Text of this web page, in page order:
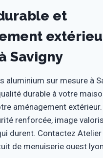
et
Savigny
aluminium sur mesure à
durable à votre
aménagement
renforcée, image
durent. Contactez Atelier
de menuiserie ouest